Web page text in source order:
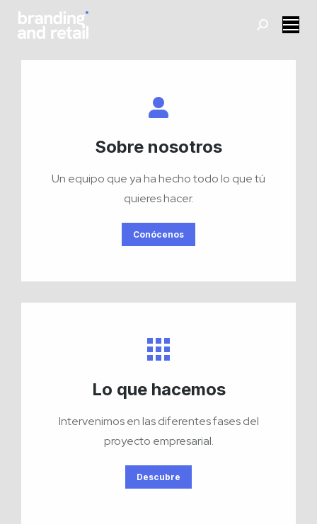
Buscar:
Sobre nosotros
Un equipo que ya ha hecho todo lo que tú
quieres hacer.
Conócenos
Lo que hacemos
Intervenimos en las diferentes fases del
proyecto empresarial.
Descubre